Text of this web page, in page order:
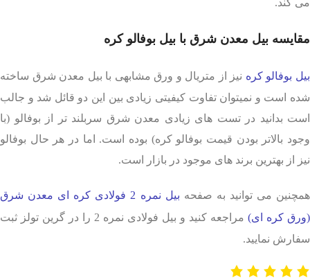
می کند.
مقایسه بیل معدن شرق با بیل بوفالو کره
بیل بوفالو کره نیز از متریال و ورق مشابهی با بیل معدن شرق ساخته
شده است و نمیتوان تفاوت کیفیتی زیادی بین این دو قائل شد و جالب
است بدانید در تست های زیادی معدن شرق سربلند تر از بوفالو (با
وجود بالاتر بودن قیمت بوفالو کره) بوده است. اما در هر حال بوفالو
نیز از بهترین برند های موجود در بازار است.
همچنین می توانید به صفحه
بیل نمره 2 فولادی کره ای معدن شرق
(ورق کره ای)
مراجعه کنید و بیل فولادی نمره 2 را در گرین تولز ثبت
سفارش نمایید.